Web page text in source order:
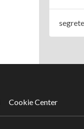
Cookie Center